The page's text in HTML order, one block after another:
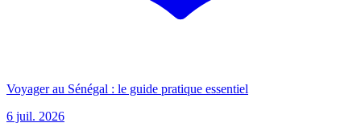
Voyager au Sénégal : le guide pratique essentiel
6 juil. 2026